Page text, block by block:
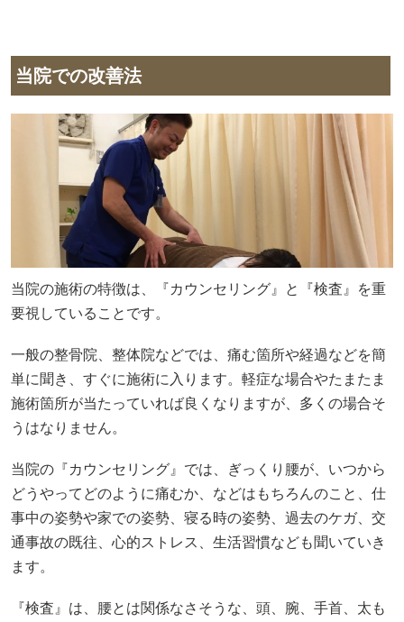
当院での改善法
当院の施術の特徴は、『カウンセリング』と『検査』を重
要視していることです。
一般の整骨院、整体院などでは、痛む箇所や経過などを簡
単に聞き、すぐに施術に入ります。軽症な場合やたまたま
施術箇所が当たっていれば良くなりますが、多くの場合そ
うはなりません。
当院の『カウンセリング』では、ぎっくり腰が、いつから
どうやってどのように痛むか、などはもちろんのこと、仕
事中の姿勢や家での姿勢、寝る時の姿勢、過去のケガ、交
通事故の既往、心的ストレス、生活習慣なども聞いていき
ます。
『検査』は、腰とは関係なさそうな、頭、腕、手首、太も